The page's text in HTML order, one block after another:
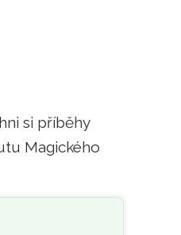
si příběhy
Magického